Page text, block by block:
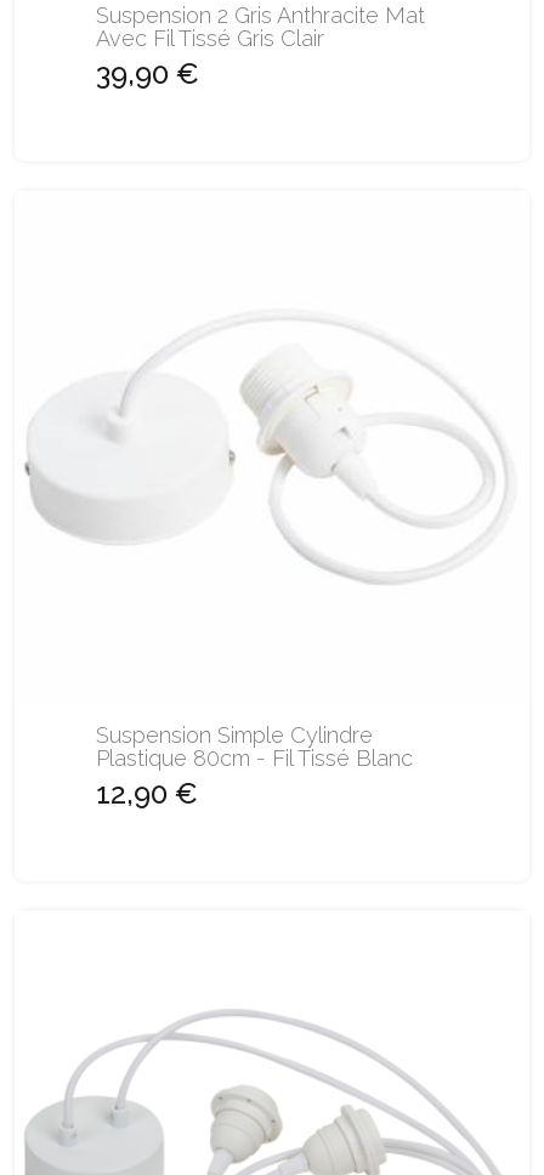
Suspension 2 Gris Anthracite Mat
Avec Fil Tissé Gris Clair
39,90 €
Suspension Simple Cylindre
Plastique 80cm - Fil Tissé Blanc
12,90 €